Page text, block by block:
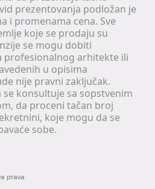
prezentovanja podložan je
i promenama cena. Sve
koje se prodaju su
se mogu dobiti
profesionalnog arhitekte ili
u opisima
nije pravni zaključak.
se konsultuje sa sopstvenim
da proceni tačan broj
koje mogu da se
sobe.
prava